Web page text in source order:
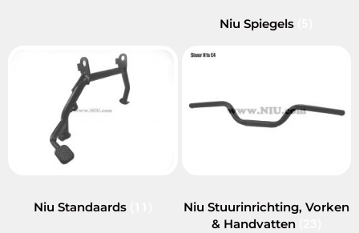
Niu Spiegels
Niu Standaards
Niu Stuurinrichting, Vorken
& Handvatten